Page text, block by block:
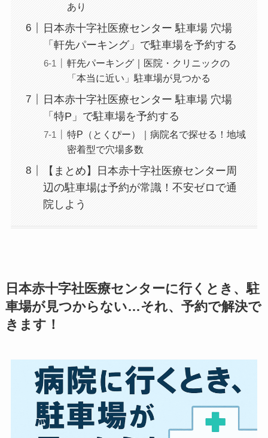
あり
日本赤十字社医療センター 駐車場 穴場
「軒先パーキング」で駐車場を予約する
軒先パーキング｜医院・クリニックの
「本当に近い」駐車場が見つかる
日本赤十字社医療センター 駐車場 穴場
「特P」で駐車場を予約する
特P（とくぴー）｜病院名で探せる！地域
密着型で穴場多数
【まとめ】日本赤十字社医療センター周
辺の駐車場は予約が常識！不安ゼロで通
院しよう
日本赤十字社医療センターに行くとき、駐
車場が見つからない…それ、予約で解決で
きます！